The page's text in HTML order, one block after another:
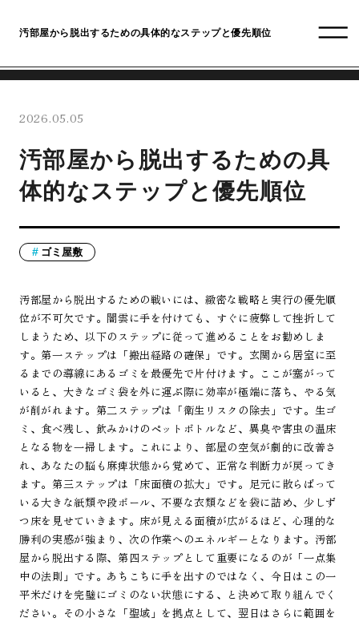
汚部屋から脱出するための具体的なステップと優先順位
2026.05.05
汚部屋から脱出するための具
体的なステップと優先順位
ゴミ屋敷
汚部屋から脱出するための戦いには、緻密な戦略と実行の優先順
位が不可欠です。闇雲に手を付けても、すぐに疲弊して挫折して
しまうため、以下のステップに従って進めることをお勧めしま
す。第一ステップは「搬出経路の確保」です。玄関から居室に至
るまでの導線にあるゴミを最優先で片付けます。ここが塞がって
いると、大きなゴミ袋を外に運ぶ際に効率が極端に落ち、やる気
が削がれます。第二ステップは「衛生リスクの除去」です。生ゴ
ミ、食べ残し、飲みかけのペットボトルなど、異臭や害虫の温床
となる物を一掃します。これにより、部屋の空気が劇的に改善さ
れ、あなたの脳も麻痺状態から覚めて、正常な判断力が戻ってき
ます。第三ステップは「床面積の拡大」です。足元に散らばって
いる大きな紙類や段ボール、不要な衣類などを袋に詰め、少しず
つ床を見せていきます。床が見える面積が広がるほど、心理的な
勝利の実感が強まり、次の作業へのエネルギーとなります。汚部
屋から脱出する際、第四ステップとして重要になるのが「一点集
中の法則」です。あちこちに手を出すのではなく、今日はこの一
平米だけを完璧にゴミのない状態にする、と決めて取り組んでく
ださい。その小さな「聖域」を拠点として、翌日はさらに範囲を